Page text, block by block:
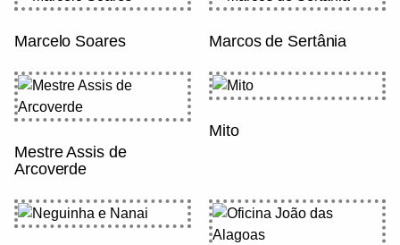
Marcelo Soares Marcos de Sertânia
Mestre Assis de
Arcoverde
Mito